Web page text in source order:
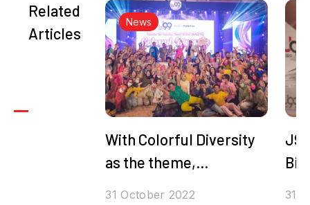
Related
Articles
News
With Colorful Diversity
as the theme,
31 October 2022
31